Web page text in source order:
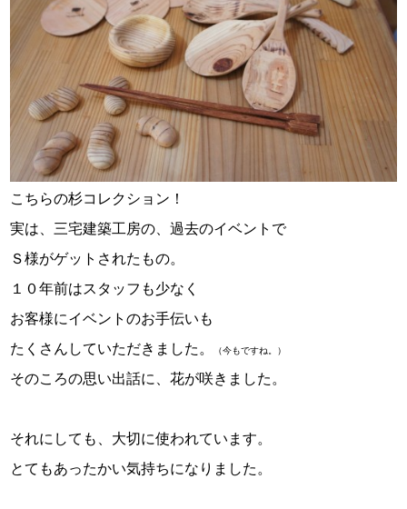
こちらの杉コレクション！
実は、三宅建築工房の、過去のイベントで
Ｓ様がゲットされたもの。
１０年前はスタッフも少なく
お客様にイベントのお手伝いも
たくさんしていただきました。
（今もですね。）
そのころの思い出話に、花が咲きました。
それにしても、大切に使われています。
とてもあったかい気持ちになりました。